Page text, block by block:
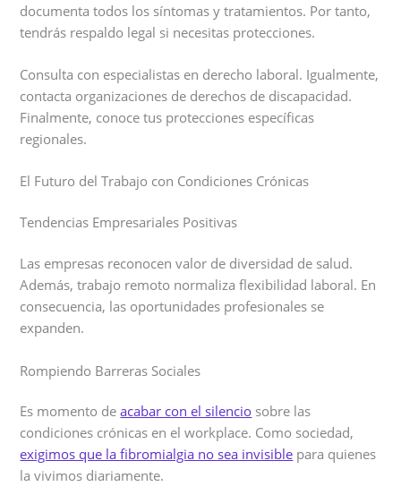
documenta todos los síntomas y tratamientos. Por tanto,
tendrás respaldo legal si necesitas protecciones.
Consulta con especialistas en derecho laboral. Igualmente,
contacta organizaciones de derechos de discapacidad.
Finalmente, conoce tus protecciones específicas
regionales.
El Futuro del Trabajo con Condiciones Crónicas
Tendencias Empresariales Positivas
Las empresas reconocen valor de diversidad de salud.
Además, trabajo remoto normaliza flexibilidad laboral. En
consecuencia, las oportunidades profesionales se
expanden.
Rompiendo Barreras Sociales
Es momento deacabar con el silencio sobre las
condiciones crónicas en el workplace. Como sociedad,
exigimos que la fibromialgia no sea invisible para quienes
la vivimos diariamente.